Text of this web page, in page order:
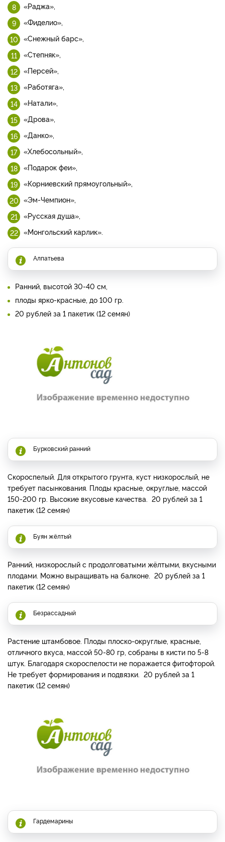
«Раджа»,
«Фиделио»,
«Снежный барс»,
«Степняк»,
«Персей»,
«Работяга»,
«Натали»,
«Дрова»,
«Данко»,
«Хлебосольный»,
«Подарок феи»,
«Корниевский прямоугольный»,
«Эм-Чемпион»,
«Русская душа»,
«Монгольский карлик».
Алпатьева
Ранний, высотой 30-40 см,
плоды ярко-красные, до 100 гр.
20 рублей за 1 пакетик (12 семян)
Бурковский ранний
Скороспелый. Для открытого грунта, куст низкорослый, не
требует пасынкования. Плоды красные, округлые, массой
150-200 гр. Высокие вкусовые качества. 20 рублей за 1
пакетик (12 семян)
Буян жёлтый
Ранний, низкорослый с продолговатыми жёлтыми, вкусными
плодами. Можно выращивать на балконе. 20 рублей за 1
пакетик (12 семян)
Безрассадный
Растение штамбовое. Плоды плоско-округлые, красные,
отличного вкуса, массой 50-80 гр, собраны в кисти по 5-8
штук. Благодаря скороспелости не поражается фитофторой.
Не требует формирования и подвязки. 20 рублей за 1
пакетик (12 семян)
Гардемарины